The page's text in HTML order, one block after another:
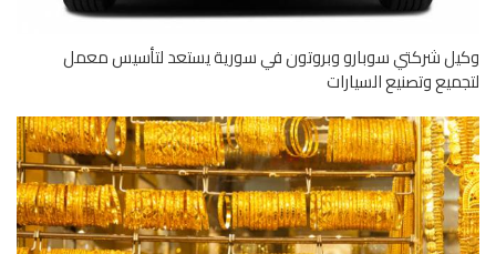
شركتي سوبارو وبروتون في سورية يستعد لتأسيس معمل
وتصنيع السيارات